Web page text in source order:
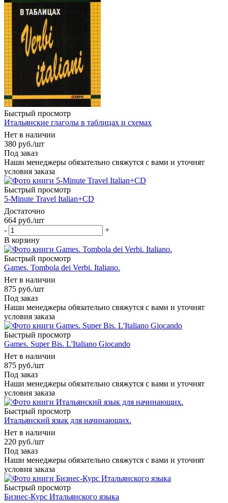
Быстрый просмотр
Итальянские глаголы в таблицах и схемах
Нет в наличии
380 руб./шт
Под заказ
Наши менеджеры обязательно свяжутся с вами и уточнят
условия заказа
Быстрый просмотр
5-Minute Travel Italian+CD
Достаточно
664 руб./шт
-
+
В корзину
Быстрый просмотр
Games. Tombola dei Verbi. Italiano.
Нет в наличии
875 руб./шт
Под заказ
Наши менеджеры обязательно свяжутся с вами и уточнят
условия заказа
Быстрый просмотр
Games. Super Bis. L'Italiano Giocando
Нет в наличии
875 руб./шт
Под заказ
Наши менеджеры обязательно свяжутся с вами и уточнят
условия заказа
Быстрый просмотр
Итальянский язык для начинающих.
Нет в наличии
220 руб./шт
Под заказ
Наши менеджеры обязательно свяжутся с вами и уточнят
условия заказа
Быстрый просмотр
Бизнес-Курс Итальянского языка